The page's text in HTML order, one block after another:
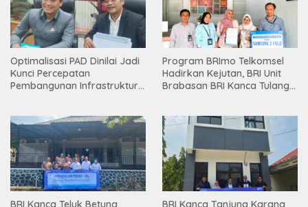
Optimalisasi PAD Dinilai Jadi
Kunci Percepatan
Pembangunan Infrastruktur
Program BRImo Telkomsel
Hadirkan Kejutan, BRI Unit
Brabasan BRI Kanca Tulang
Mesuji
BRI Kanca Teluk Betung BRI Kanca Tanjung Karang